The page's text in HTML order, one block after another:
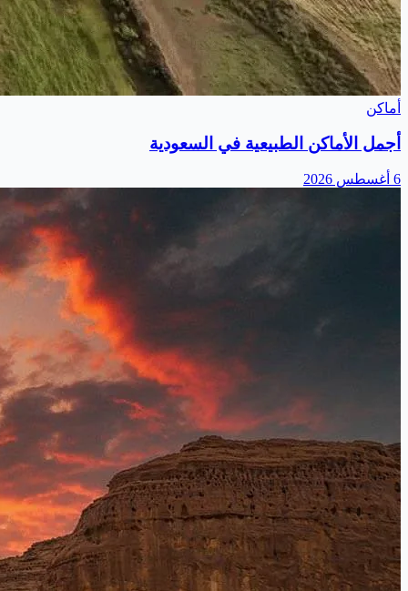
أماكن
أجمل الأماكن الطبيعية في السعودية
6 أغسطس 2026